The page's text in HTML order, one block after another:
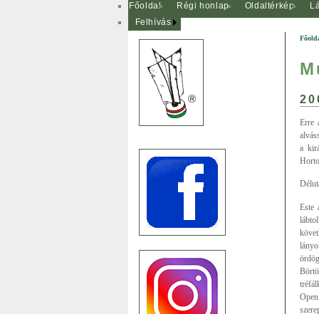
Főoldal Régi honlap Oldaltérkép
Felhívás
Erre
a
Este